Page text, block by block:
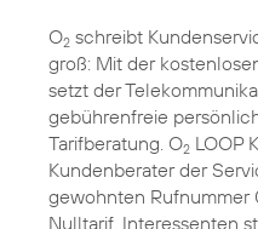
O2 schreibt
groß: Mit der
setzt der
gebührenfreie
Tarifberatung. O2 LOOP
Kundenberater der
gewohnten Rufnummer
Nulltarif. Interessenten